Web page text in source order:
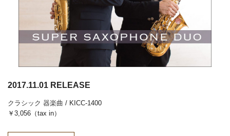
2017.11.01 RELEASE
クラシック 器楽曲 / KICC-1400
￥3,056（tax in）